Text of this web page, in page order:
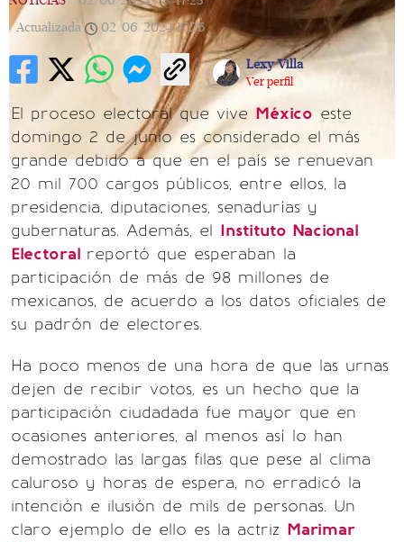
Actualizada
02/06/2024 17:26
Lexy Villa
Ver perfil
El proceso electoral que vive México este
domingo 2 de junio es considerado el más
grande debido a que en el país se renuevan
20 mil 700 cargos públicos, entre ellos, la
presidencia, diputaciones, senadurías y
gubernaturas. Además, el Instituto Nacional
Electoral reportó que esperaban la
participación de más de 98 millones de
mexicanos, de acuerdo a los datos oficiales de
su padrón de electores.
Ha poco menos de una hora de que las urnas
dejen de recibir votos, es un hecho que la
participación ciudadada fue mayor que en
ocasiones anteriores, al menos así lo han
demostrado las largas filas que pese al clima
caluroso y horas de espera, no erradicó la
intención e ilusión de mils de personas. Un
claro ejemplo de ello es la actriz Marimar